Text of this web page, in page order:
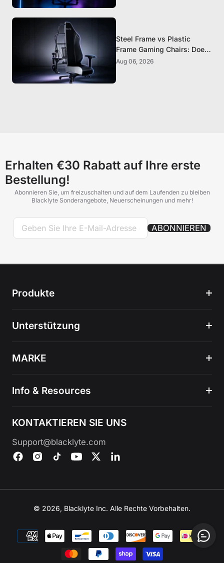
Steel Frame vs Plastic
Frame Gaming Chairs: Does
It Matter?
Aug 06, 2026
Erhalten €30 Rabatt auf Ihre erste
Bestellung!
Abonnieren Sie, um freizuschalten und auf dem Laufenden zu bleiben
Blacklyte Sonderangebote, Neuerscheinungen und mehr!
ABONNIEREN
Produkte
Unterstützung
MARKE
Info & Resources
KONTAKTIEREN SIE UNS
Support@blacklyte.com
© 2026, Blacklyte Inc. Alle Rechte Vorbehalten.
Zahlungsmethoden